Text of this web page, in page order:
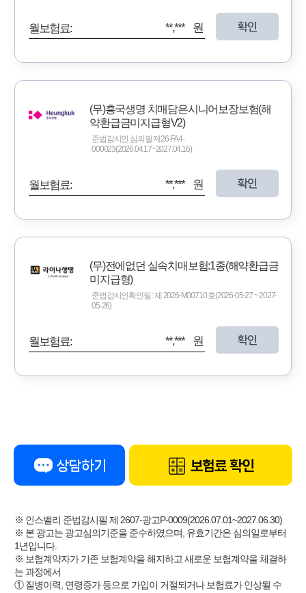
월보험료: **,*** 원 확인
(무)흥국생명 치매담은시니어보장보험(해
약환급금미지급형V2)
준법감시인 심의필 제26-FA4-
000023(2026.04.17~2027.04.16)
월보험료: **,*** 원 확인
(무)전에없던 실속치매보험:1종(해약환급금
미지급형)
준법감시인확인필 : 제 2026-M00710 호(2026-05-27 ~ 2027-
05-26)
월보험료: **,*** 원 확인
상담하기 보험료 확인
※ 인스밸리 준법감시필 제 2607-광고P-0009(2026.07.01~2027.06.30)
※ 본 광고는 광고심의기준을 준수하였으며, 유효기간은 심의일로부터
1년입니다.
※ 보험계약자가 기존 보험계약을 해지하고 새로운 보험계약을 체결하
는 과정에서
① 질병이력, 연령증가 등으로 가입이 거절되거나 보험료가 인상될 수